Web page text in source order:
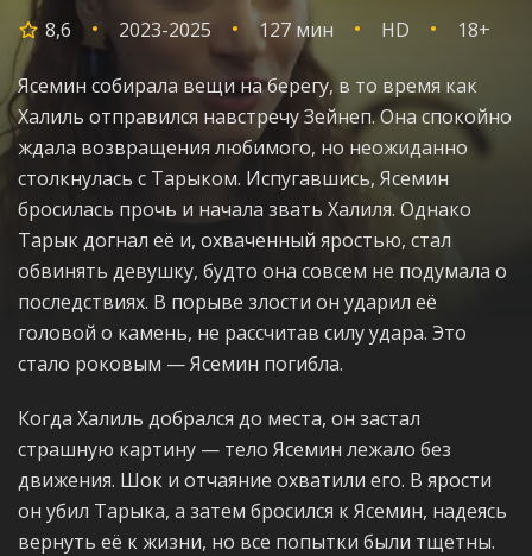
8,6 2023-2025 127 мин HD 18+
Ясемин собирала вещи на берегу, в то время как
Халиль отправился навстречу Зейнеп. Она спокойно
ждала возвращения любимого, но неожиданно
столкнулась с Тарыком. Испугавшись, Ясемин
бросилась прочь и начала звать Халиля. Однако
Тарык догнал её и, охваченный яростью, стал
обвинять девушку, будто она совсем не подумала о
последствиях. В порыве злости он ударил её
головой о камень, не рассчитав силу удара. Это
стало роковым — Ясемин погибла.
Когда Халиль добрался до места, он застал
страшную картину — тело Ясемин лежало без
движения. Шок и отчаяние охватили его. В ярости
он убил Тарыка, а затем бросился к Ясемин, надеясь
вернуть её к жизни, но все попытки были тщетны.